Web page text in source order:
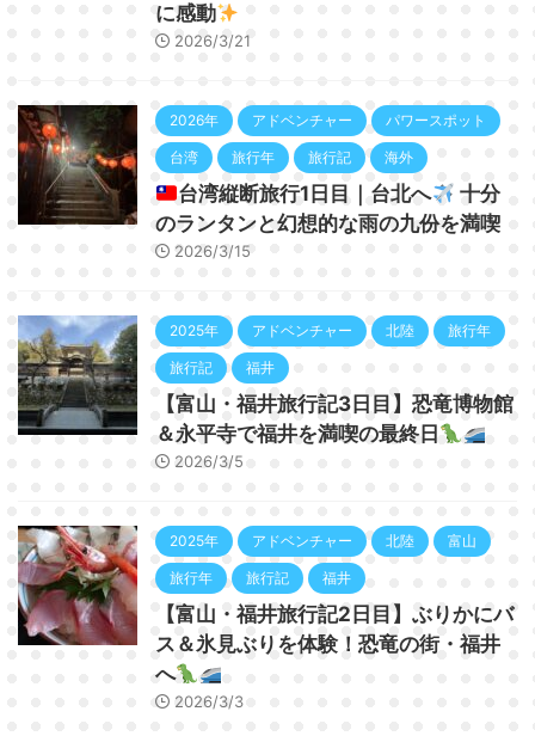
に感動
2026/3/21
2026年 アドベンチャー パワースポット
台湾 旅行年 旅行記 海外
台湾縦断旅行1日目｜台北へ
十分
のランタンと幻想的な雨の九份を満喫
2026/3/15
2025年 アドベンチャー 北陸 旅行年
旅行記 福井
【富山・福井旅行記3日目】恐竜博物館
＆永平寺で福井を満喫の最終日
2026/3/5
2025年 アドベンチャー 北陸 富山
旅行年 旅行記 福井
【富山・福井旅行記2日目】ぶりかにバ
ス＆氷見ぶりを体験！恐竜の街・福井
へ
2026/3/3